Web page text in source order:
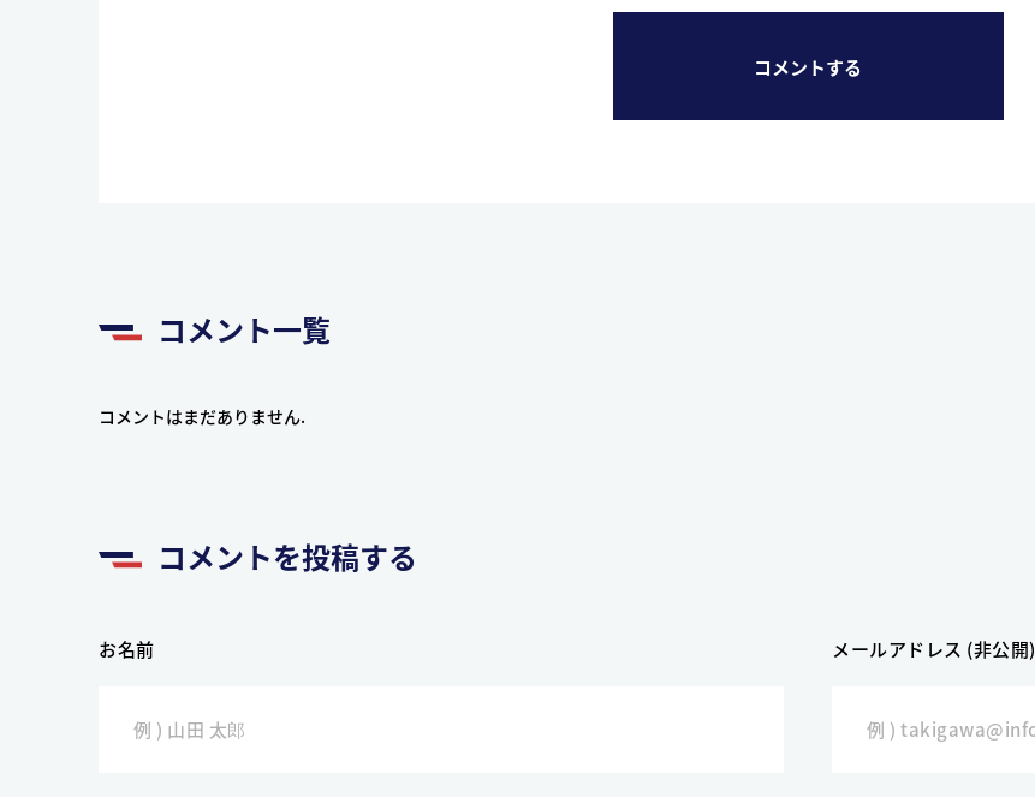
コメントする
コメント一覧
コメントはまだありません.
コメントを投稿する
お名前 メールアドレス (非公開)